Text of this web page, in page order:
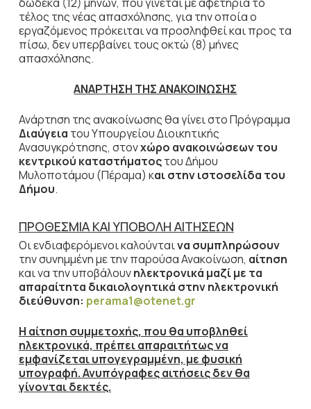
τέλος της νέας απασχόλησης, για την οποία ο
εργαζόμενος πρόκειται να προσληφθεί και προς τα
πίσω, δεν υπερβαίνει τους οκτώ (8) μήνες
απασχόλησης.
ΑΝΑΡΤΗΣΗ ΤΗΣ ΑΝΑΚΟΙΝΩΣΗΣ
Ανάρτηση της ανακοίνωσης θα γίνει στο Πρόγραμμα
Διαύγεια του Υπουργείου Διοικητικής
Ανασυγκρότησης, στονχώρο ανακοινώσεων του
κεντρικού καταστήματοςτου Δήμου
Μυλοποτάμου (Πέραμα) και στην ιστοσελίδα του
Δήμου.
ΠΡΟΘΕΣΜΙΑ ΚΑΙ ΥΠΟΒΟΛΗ ΑΙΤΗΣΕΩΝ
Οι ενδιαφερόμενοι καλούνταινα συμπληρώσουν
την συνημμένη με την παρούσα Ανακοίνωση, αίτηση
και να την υποβάλουνηλεκτρονικά μαζί με τα
απαραίτητα δικαιολογητικά στην ηλεκτρονική
διεύθυνση: perama1@otenet.gr
Η αίτηση συμμετοχής, που θα υποβληθεί
ηλεκτρονικά, πρέπει απαραιτήτως να
εμφανίζεται υπογεγραμμένη, με φυσική
υπογραφή. Ανυπόγραφες αιτήσεις δεν θα
γίνονται δεκτές.